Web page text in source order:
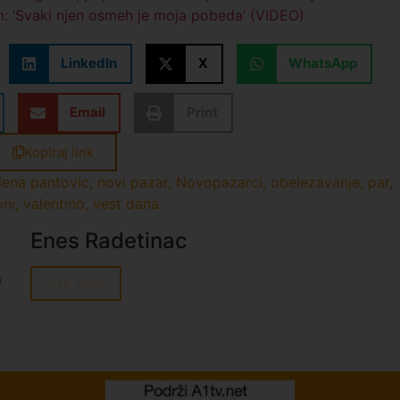
njen osmeh je moja pobeda’ (VIDEO)
LinkedIn X WhatsApp
Email
Kopiraj link
pantovic, novi pazar, Novopazarci, obelezavanje, par,
, valentino, vest dana
Enes Radetinac
Sve vesti